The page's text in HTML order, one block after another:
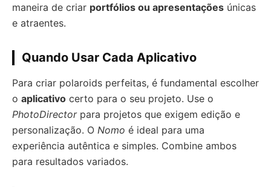
maneira de criar portfólios ou apresentações únicas
e atraentes.
Quando Usar Cada Aplicativo
Para criar polaroids perfeitas, é fundamental escolher
o aplicativo certo para o seu projeto. Use o
PhotoDirectorpara projetos que exigem edição e
personalização. O Nomo é ideal para uma
experiência autêntica e simples. Combine ambos
para resultados variados.